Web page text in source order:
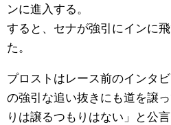
ンに進入する。
すると、セナが強引にインに
た。
プロストはレース前のインタ
の強引な追い抜きにも道を譲
りは譲るつもりはない」と公